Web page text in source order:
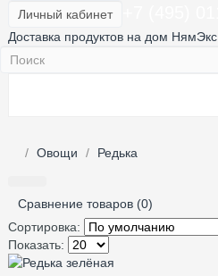
Личный кабинет
Доставка продуктов на дом НямЭкс
Овощи Редька
Сравнение товаров (0)
Сортировка:
Показать: